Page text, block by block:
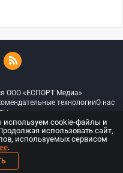
ООО «ЕСПОРТ Медиа»
технологииО нас
права защищены
cookie-файлы и
использовать сайт,
используемых сервисом
.